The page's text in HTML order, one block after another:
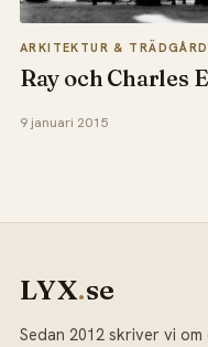
ARKITEKTUR & TRÄDGÅRD
Ray och Charles
9 januari 2015
LYX.se
Sedan 2012 skriver vi